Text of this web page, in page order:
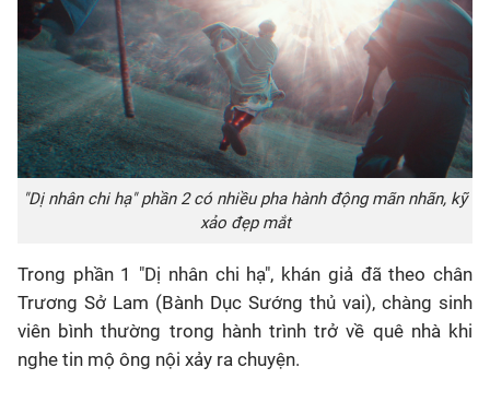
"Dị nhân chi hạ" phần 2 có nhiều pha hành động mãn nhãn, kỹ
xảo đẹp mắt
Trong phần 1 "Dị nhân chi hạ", khán giả đã theo chân
Trương Sở Lam (Bành Dục Sướng thủ vai), chàng sinh
viên bình thường trong hành trình trở về quê nhà khi
nghe tin mộ ông nội xảy ra chuyện.